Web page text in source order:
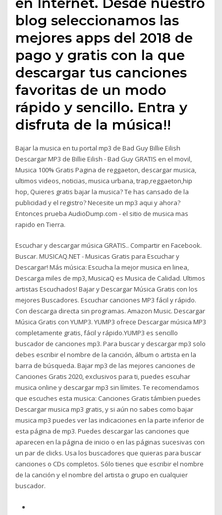
blog seleccionamos las
mejores apps del 2018 de
pago y gratis con la que
descargar tus canciones
favoritas de un modo
rápido y sencillo. Entra y
disfruta de la música!!
Bajar la musica en tu portal mp3 de Bad Guy Billie Eilish
Descargar MP3 de Billie Eilish - Bad Guy GRATIS en el movil,
Musica 100% Gratis Pagina de reggaeton, descargar musica,
ultimos videos, noticias, musica urbana, trap,reggaeton,hip
hop, Quieres gratis bajar la musica? Te has cansado de la
publicidad y el registro? Necesite un mp3 aqui y ahora?
Entonces prueba AudioDump.com - el sitio de musica mas
rapido en Tierra.
Escuchar y descargar música GRATIS.. Compartir en Facebook.
Buscar. MUSICAQ.NET - Musicas Gratis para Escuchar y
Descargar! Más música: Escucha la mejor musica en linea,
Descarga miles de mp3, MusicaQ es Musica de Calidad. Ultimos
artistas Escuchados! Bajar y Descargar Música Gratis con los
mejores Buscadores. Escuchar canciones MP3 fácil y rápido.
Con descarga directa sin programas. Amazon Music. Descargar
Música Gratis con YUMP3. YUMP3 ofrece Descargar música MP3
completamente gratis, fácil y rápido.YUMP3 es sencillo
buscador de canciones mp3. Para buscar y descargar mp3 solo
debes escribir el nombre de la canción, álbum o artista en la
barra de búsqueda. Bajar mp3 de las mejores canciones de
Canciones Gratis 2020, exclusivos para ti, puedes escuhar
musica online y descargar mp3 sin límites. Te recomendamos
que escuches esta musica: Canciones Gratis támbien puedes
Descargar musica mp3 gratis, y si aún no sabes como bajar
musica mp3 puedes ver las indicaciones en la parte inferior de
esta página de mp3. Puedes descargar las canciones que
aparecen en la página de inicio o en las páginas sucesivas con
un par de clicks. Usa los buscadores que quieras para buscar
canciones o CDs completos. Sólo tienes que escribir el nombre
de la canción y el nombre del artista o grupo en cualquier
buscador.